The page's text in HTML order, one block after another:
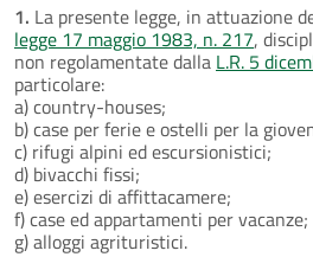
1. La presente legge, in attuazione
legge 17 maggio 1983, n. 217,
non regolamentate dalla L.R. 5
particolare:
a) country-houses;
b) case per ferie e ostelli per la
c) rifugi alpini ed escursionistici;
d) bivacchi fissi;
e) esercizi di affittacamere;
f) case ed appartamenti per vacanze;
g) alloggi agrituristici.